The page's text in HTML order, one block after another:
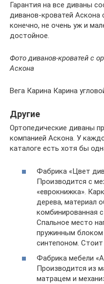
Гарантия на все диваны
диванов-кроватей Аскона
конечно, не очень уж и
достойное.
Фото диванов-кроватей с
Аскона
Вега Карина Карина
Другие
Ортопедические диваны
компанией Аскона. У
каталоге есть хотя бы
Фабрика «Цвет
Производится с
«еврокнижка».
дерева, материал
комбинированная
Спальное место
пружинным блоком
синтепоном. Стоит
Фабрика мебели
Производится из
матрацем и